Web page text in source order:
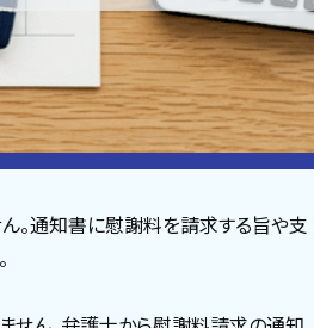
。通知書に慰謝料を請求する旨や支